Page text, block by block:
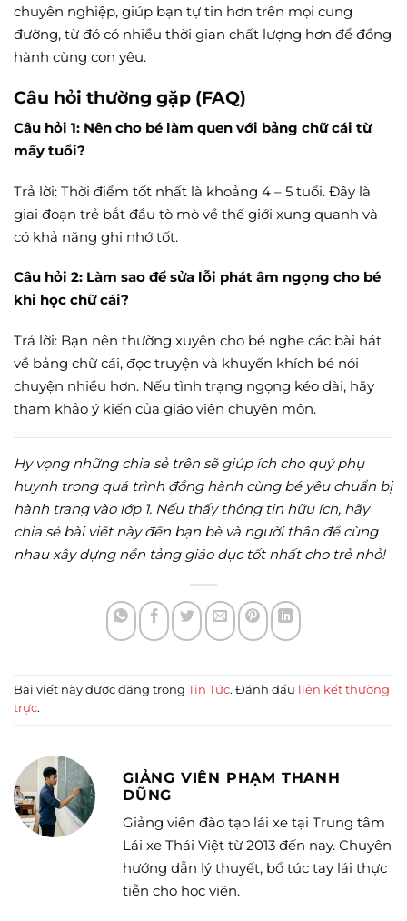
chuyên nghiệp, giúp bạn tự tin hơn trên mọi cung
đường, từ đó có nhiều thời gian chất lượng hơn để đồng
hành cùng con yêu.
Câu hỏi thường gặp (FAQ)
Câu hỏi 1: Nên cho bé làm quen với bảng chữ cái từ
mấy tuổi?
Trả lời: Thời điểm tốt nhất là khoảng 4 – 5 tuổi. Đây là
giai đoạn trẻ bắt đầu tò mò về thế giới xung quanh và
có khả năng ghi nhớ tốt.
Câu hỏi 2: Làm sao để sửa lỗi phát âm ngọng cho bé
khi học chữ cái?
Trả lời: Bạn nên thường xuyên cho bé nghe các bài hát
về bảng chữ cái, đọc truyện và khuyến khích bé nói
chuyện nhiều hơn. Nếu tình trạng ngọng kéo dài, hãy
tham khảo ý kiến của giáo viên chuyên môn.
Hy vọng những chia sẻ trên sẽ giúp ích cho quý phụ
huynh trong quá trình đồng hành cùng bé yêu chuẩn bị
hành trang vào lớp 1. Nếu thấy thông tin hữu ích, hãy
chia sẻ bài viết này đến bạn bè và người thân để cùng
nhau xây dựng nền tảng giáo dục tốt nhất cho trẻ nhỏ!
Bài viết này được đăng trong Tin Tức. Đánh dấu liên kết thường
trực.
GIẢNG VIÊN PHẠM THANH
DŨNG
Giảng viên đào tạo lái xe tại Trung tâm
Lái xe Thái Việt từ 2013 đến nay. Chuyên
hướng dẫn lý thuyết, bổ túc tay lái thực
tiễn cho học viên.